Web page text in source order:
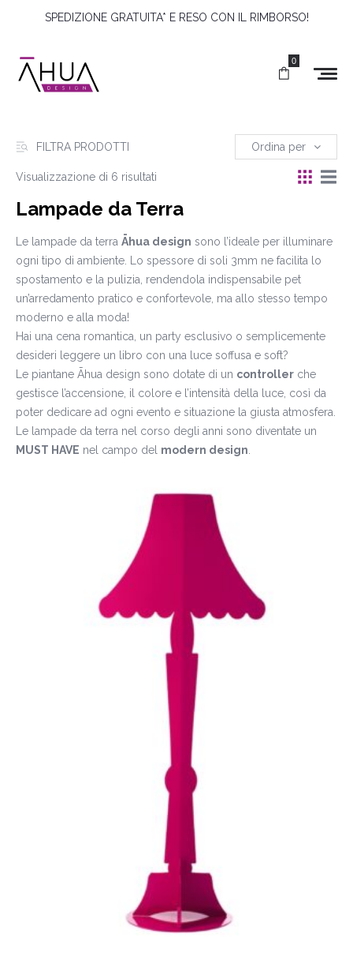
SPEDIZIONE GRATUITA* E RESO CON IL RIMBORSO!
0
FILTRA PRODOTTI Ordina per
Visualizzazione di 6 risultati
Lampade da Terra
Le lampade da terra Āhua design sono l’ideale per illuminare
ogni tipo di ambiente. Lo spessore di soli 3mm ne facilita lo
spostamento e la pulizia, rendendola indispensabile pet
un’arredamento pratico e confortevole, ma allo stesso tempo
moderno e alla moda!
Hai una cena romantica, un party esclusivo o semplicemente
desideri leggere un libro con una luce soffusa e soft?
Le piantane Āhua design sono dotate di un controller che
gestisce l’accensione, il colore e l’intensità della luce, così da
poter dedicare ad ogni evento e situazione la giusta atmosfera.
Le lampade da terra nel corso degli anni sono diventate un
MUST HAVE nel campo del modern design